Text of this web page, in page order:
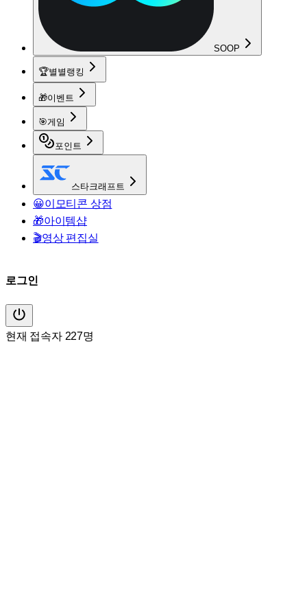
SOOP
🏆별별랭킹
🎁이벤트
🎯게임
포인트
스타크래프트
😀이모티콘 상점
🎁아이템샵
🎬영상 편집실
로그인
현재 접속자 227명